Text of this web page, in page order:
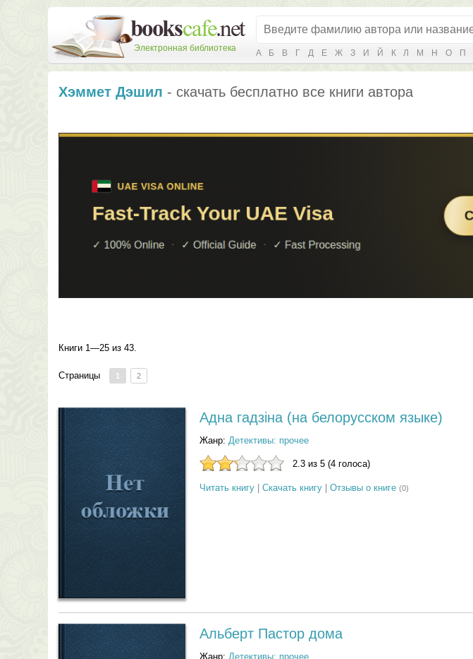
Электронная библиотека А Б В Г Д Е Ж З И Й К Л М Н О П
Хэммет Дэшил - скачать бесплатно все книги автора
Книги 1—25 из 43.
Страницы 1 2
Адна гадзiна (на белорусском языке)
Жанр: Детективы: прочее
2.3 из 5 (4 голоса)
Читать книгу| Скачать книгу| Отзывы о книге (0)
Альберт Пастор дома
Жанр: Детективы: прочее